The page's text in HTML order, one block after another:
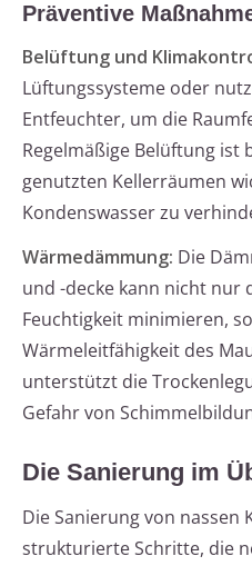
Präventive
Belüftung und
Lüftungssysteme oder
Entfeuchter, um die
Regelmäßige Belüftung ist
genutzten Kellerräumen
Kondenswasser zu
Wärmedämmung: Die
und -decke kann nicht nur
Feuchtigkeit minimieren,
Wärmeleitfähigkeit des
unterstützt die
Gefahr von
Die Sanierung im
Die Sanierung von
strukturierte Schritte, die